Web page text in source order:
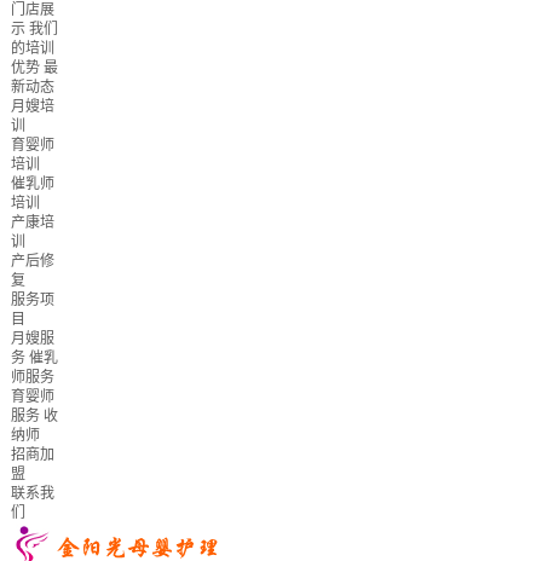
门店展
示 我们
的培训
优势 最
新动态
月嫂培
训
育婴师
培训
催乳师
培训
产康培
训
产后修
复
服务项
目
月嫂服
务 催乳
师服务
育婴师
服务 收
纳师
招商加
盟
联系我
们